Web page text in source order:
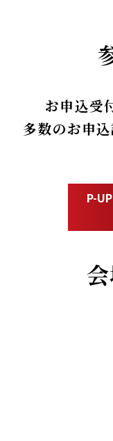
お申込受
多数のお申
P-